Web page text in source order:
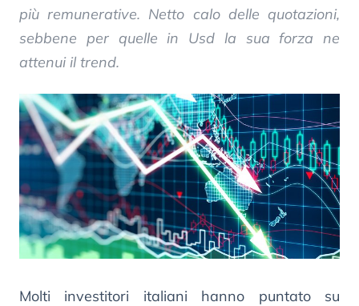
più remunerative. Netto calo delle quotazioni,
sebbene per quelle in Usd la sua forza ne
attenui il trend.
Molti investitori italiani hanno puntato su